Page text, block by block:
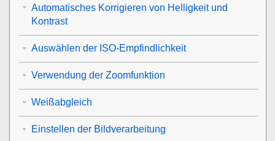
Automatisches Korrigieren von Helligkeit und
Kontrast
Auswählen der ISO-Empfindlichkeit
Verwendung der Zoomfunktion
Weißabgleich
Einstellen der Bildverarbeitung